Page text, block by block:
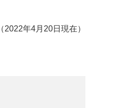
（2022年4月20日現在）